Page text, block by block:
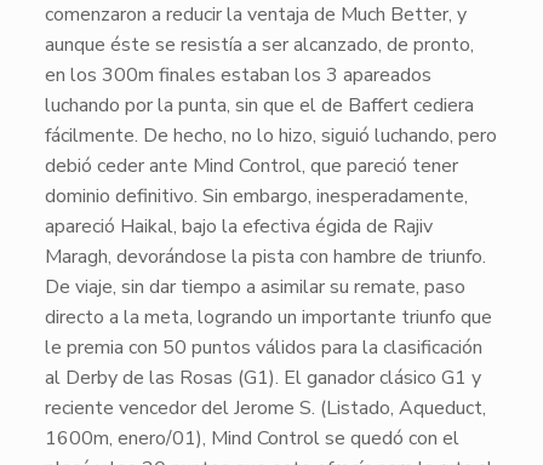
comenzaron a reducir la ventaja de Much Better, y
aunque éste se resistía a ser alcanzado, de pronto,
en los 300m finales estaban los 3 apareados
luchando por la punta, sin que el de Baffertcediera
fácilmente. De hecho, no lo hizo, siguió luchando, pero
debió ceder ante Mind Control, que pareció tener
dominio definitivo. Sin embargo, inesperadamente,
apareció Haikal, bajo la efectiva égida de Rajiv
Maragh, devorándose la pista con hambre de triunfo.
De viaje, sin dar tiempo a asimilar su remate, paso
directo a la meta, logrando un importante triunfo que
le premia con 50 puntos válidos para la clasificación
al Derby de las Rosas (G1). El ganador clásico G1 y
reciente vencedor del Jerome S. (Listado, Aqueduct,
1600m, enero/01), Mind Controlse quedó con el